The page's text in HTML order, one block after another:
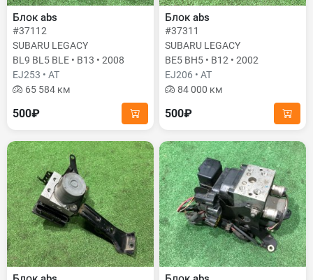
Блок abs
#37112
SUBARU LEGACY
BL9 BL5 BLE • B13 • 2008
EJ253 • AT
65 584 км
500₽
Блок abs
#37311
SUBARU LEGACY
BE5 BH5 • B12 • 2002
EJ206 • AT
84 000 км
500₽